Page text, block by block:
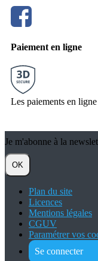
Paiement en ligne
Les paiements en
Je m'abonne à la
OK
Plan du site
Licences
Mentions légales
CGUV
Paramétrer vos
Se connecter